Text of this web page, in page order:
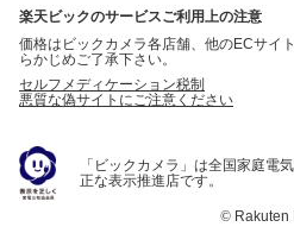
楽天ビックのサービスご利用上の注意
価格はビックカメラ各店舗、他のECサイ
らかじめご了承下さい。
セルフメディケーション税制
悪質な偽サイトにご注意ください
「ビックカメラ」は全国家庭電
正な表示推進店です。
© Rakuten